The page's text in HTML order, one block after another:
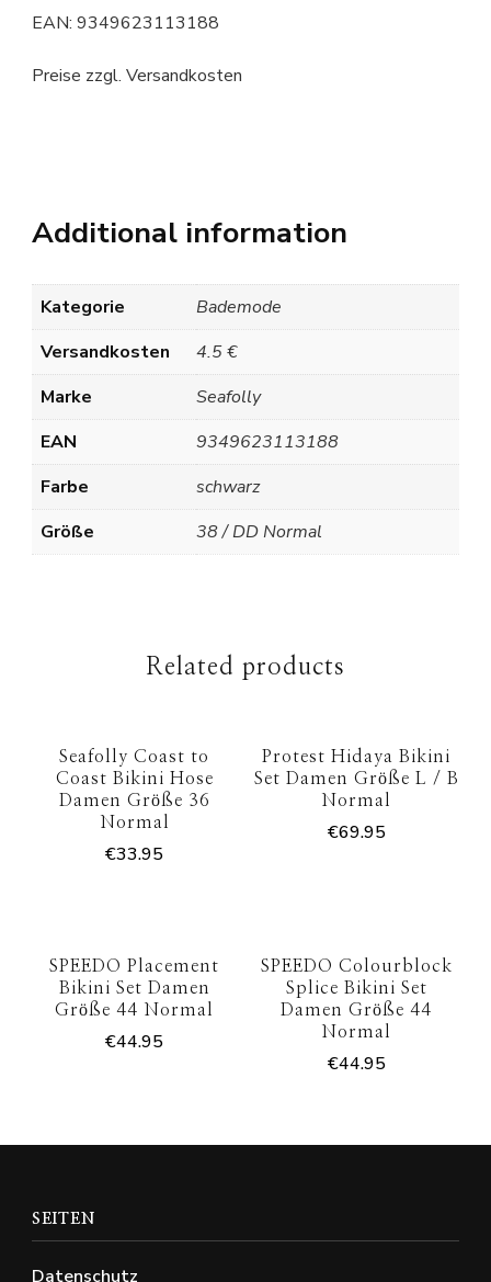
EAN: 9349623113188
Preise zzgl. Versandkosten
Additional information
Kategorie
Bademode
Versandkosten
4.5 €
Marke
Seafolly
EAN
9349623113188
Farbe
schwarz
Größe
38 / DD Normal
Related products
Seafolly Coast to
Coast Bikini Hose
Damen Größe 36
Normal
€33.95
Protest Hidaya Bikini
Set Damen Größe L / B
Normal
€69.95
SPEEDO Placement
Bikini Set Damen
Größe 44 Normal
€44.95
SPEEDO Colourblock
Splice Bikini Set
Damen Größe 44
Normal
€44.95
SEITEN
Datenschutz